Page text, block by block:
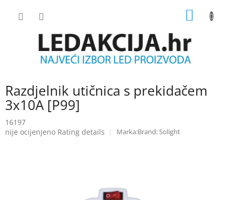
Razdjelnik utičnica s prekidačem
3x10A [P99]
16197
The
nije ocijenjeno Rating details Brand:Solight